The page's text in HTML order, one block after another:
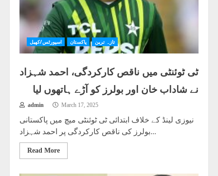
اسپورٹس/کھیل پاکستان تازہ ترین
ٹی ٹوئنٹی میں ناقص کارکردگی، احمد شہزاد
نے شاداب خان اور بولرز کو آڑے ہاتھوں لیا
admin March 17, 2025
نیوزی لینڈ کے خلاف ابتدائی ٹی ٹوئنٹی میچ میں پاکستانی
بولرز کی ناقص کارکردگی پر احمد شہزاد...
Read More